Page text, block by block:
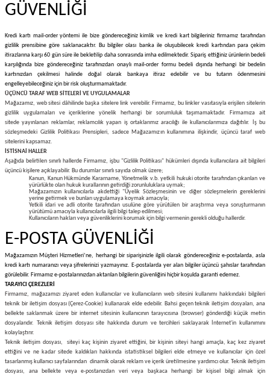
GÜVENLİĞİ
Kredi kartı mail-order yöntemi ile bize göndereceğiniz kimlik ve kredi kart bilgileriniz firmamız tarafından
gizlilik prensibine göre saklanacaktır. Bu bilgiler olası banka ile oluşubilecek kredi kartından para çekim
itirazlarına karşı 60 gün süre ile bekletilip daha sonrasında imha edilmektedir. Sipariş ettiğiniz ürünlerin bedeli
karşılığında bize göndereceğiniz tarafınızdan onaylı mail-order formu bedeli dışında herhangi bir bedelin
kartınızdan çekilmesi halinde doğal olarak bankaya itiraz edebilir ve bu tutarın ödenmesini
engelleyebileceğiniz için bir risk oluşturmamaktadır.
ÜÇÜNCÜ TARAF WEB SİTELERİ VE UYGULAMALAR
Mağazamız, web sitesi dâhilinde başka sitelere link verebilir. Firmamız, bu linkler vasıtasıyla erişilen sitelerin
gizlilik uygulamaları ve içeriklerine yönelik herhangi bir sorumluluk taşımamaktadır. Firmamıza ait
sitedeyayınlanan reklamlar, reklamcılık yapan iş ortaklarımız aracılığı ile kullanıcılarımıza dağıtılır. İş bu
sözleşmedeki Gizlilik Politikası Prensipleri, sadece Mağazamızın kullanımına ilişkindir, üçüncü taraf web
sitelerini kapsamaz.
İSTİSNAİ HALLER
Aşağıda belirtilen sınırlı hallerde Firmamız, işbu "Gizlilik Politikası" hükümleri dışında kullanıcılara ait bilgileri
üçüncü kişilere açıklayabilir. Bu durumlar sınırlı sayıda olmak üzere;
Kanun, Kanun Hükmünde Kararname, Yönetmelik v.b. yetkili hukuki otorite tarafından çıkarılan ve
yürürlükte olan hukuk kurallarının getirdiği zorunluluklara uymak;
Mağazamızın kullanıcılarla akdettiği "Üyelik Sözleşmesinin ve diğer sözleşmelerin gereklerini
yerine getirmek ve bunları uygulamaya koymak amacıyla;
Yetkili idari ve adli otorite tarafından usulüne göre yürütülen bir araştırma veya soruşturmanın
yürütümü amacıyla kullanıcılarla ilgili bilgi talep edilmesi;
Kullanıcıların hakları veya güvenliklerini korumak için bilgi vermenin gerekli olduğu hallerdir.
E-POSTA GÜVENLİĞİ
Mağazamızın Müşteri Hizmetleri’ne, herhangi bir siparişinizle ilgili olarak göndereceğiniz e-postalarda, asla
kredi kartı numaranızı veya şifrelerinizi yazmayınız. E-postalarda yer alan bilgiler üçüncü şahıslar tarafından
görülebilir. Firmamız e-postalarınızdan aktarılan bilgilerin güvenliğini hiçbir koşulda garanti edemez.
TARAYICI ÇEREZLERİ
Firmamız, mağazamızı ziyaret eden kullanıcılar ve kullanıcıların web sitesini kullanımı hakkındaki bilgileri
teknik bir iletişim dosyası (Çerez-Cookie) kullanarak elde edebilir. Bahsi geçen teknik iletişim dosyaları, ana
bellekte saklanmak üzere bir internet sitesinin kullanıcının tarayıcısına (browser) gönderdiği küçük metin
dosyalarıdır. Teknik iletişim dosyası site hakkında durum ve tercihleri saklayarak İnternet'in kullanımını
kolaylaştırır.
Teknik iletişim dosyası, siteyi kaç kişinin ziyaret ettiğini, bir kişinin siteyi hangi amaçla, kaç kez ziyaret
ettiğini ve ne kadar sitede kaldıkları hakkında istatistiksel bilgileri elde etmeye ve kullanıcılar için özel
tasarlanmış kullanıcı sayfalarından dinamik olarak reklam ve içerik üretilmesine yardımcı olur. Teknik iletişim
dosyası, ana bellekte veya e-postanızdan veri veya başkaca herhangi bir kişisel bilgi almak için